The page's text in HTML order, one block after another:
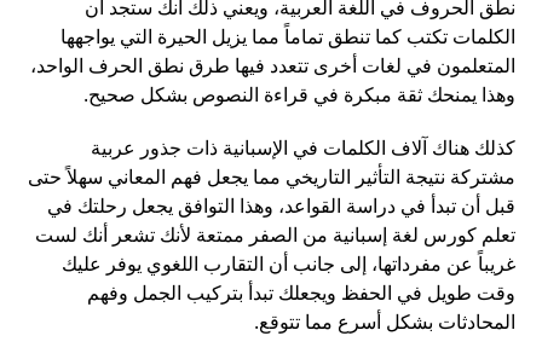
نطق الحروف في اللغة العربية، ويعني ذلك أنك ستجد أن
الكلمات تكتب كما تنطق تماماً مما يزيل الحيرة التي يواجهها
المتعلمون في لغات أخرى تتعدد فيها طرق نطق الحرف الواحد،
وهذا يمنحك ثقة مبكرة في قراءة النصوص بشكل صحيح.
كذلك هناك آلاف الكلمات في الإسبانية ذات جذور عربية
مشتركة نتيجة التأثير التاريخي مما يجعل فهم المعاني سهلاً حتى
قبل أن تبدأ في دراسة القواعد، وهذا التوافق يجعل رحلتك في
تعلم كورس لغة إسبانية من الصفر ممتعة لأنك تشعر أنك لست
غريباً عن مفرداتها، إلى جانب أن التقارب اللغوي يوفر عليك
وقت طويل في الحفظ ويجعلك تبدأ بتركيب الجمل وفهم
المحادثات بشكل أسرع مما تتوقع.